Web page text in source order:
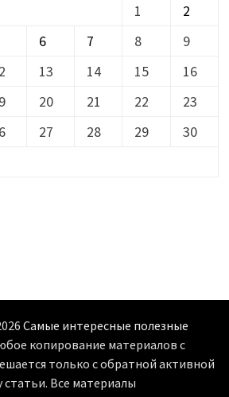
1
2
6 7 8
9
13 14 15
16
20 21 22
23
27 28 29
30
Самые интересные полезные
копирование материалов с
только с обратной активной
статьи. Все материалы